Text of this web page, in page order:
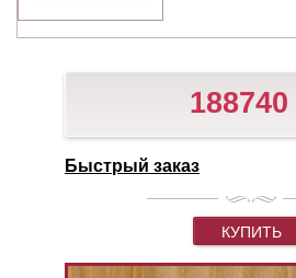
188740
Быстрый заказ
КУПИТЬ